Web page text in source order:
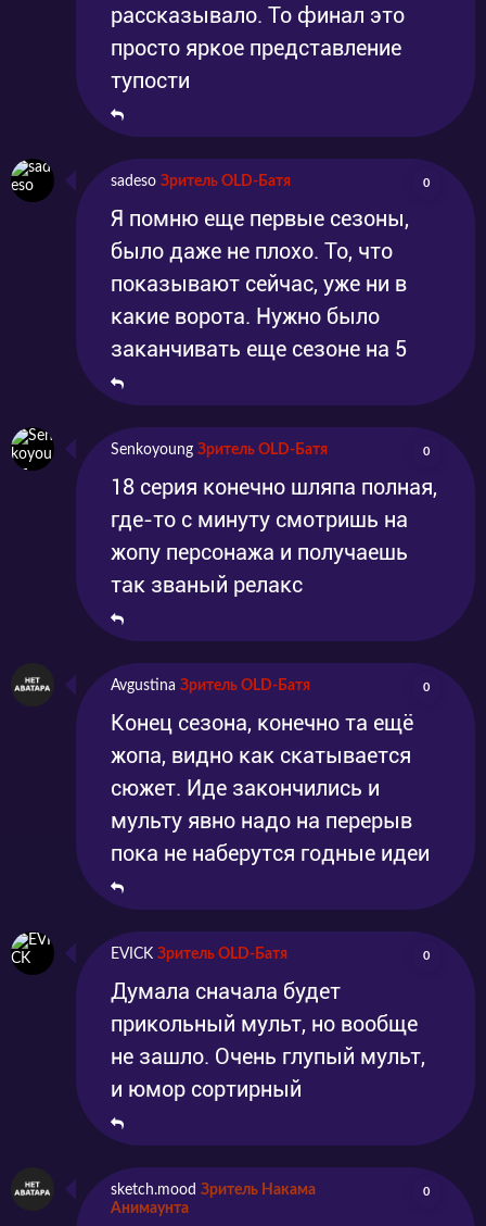
рассказывало. То финал это
просто яркое представление
тупости
sadeso Зритель OLD-Батя 0
Я помню еще первые сезоны,
было даже не плохо. То, что
показывают сейчас, уже ни в
какие ворота. Нужно было
заканчивать еще сезоне на 5
Senkoyoung Зритель OLD-Батя 0
18 серия конечно шляпа полная,
где-то с минуту смотришь на
жопу персонажа и получаешь
так званый релакс
Avgustina Зритель OLD-Батя 0
Конец сезона, конечно та ещё
жопа, видно как скатывается
сюжет. Иде закончились и
мульту явно надо на перерыв
пока не наберутся годные идеи
EVICK Зритель OLD-Батя 0
Думала сначала будет
прикольный мульт, но вообще
не зашло. Очень глупый мульт,
и юмор сортирный
sketch.mood Зритель Накама
Анимаунта
0